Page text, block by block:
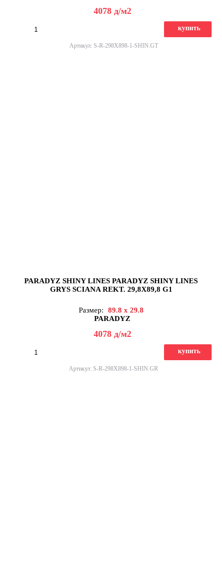
4078 д/м2
купить
Артикул: S-R-298X898-1-SHIN.GT
PARADYZ SHINY LINES PARADYZ SHINY LINES
GRYS SCIANA REKT. 29,8X89,8 G1
Размер:
89.8 x 29.8
PARADYZ
4078 д/м2
купить
Артикул: S-R-298X898-1-SHIN.GR